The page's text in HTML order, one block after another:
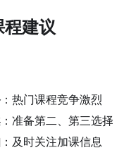
程建议
：热门课程竞争激烈
：准备第二、第三选择
：及时关注加课信息